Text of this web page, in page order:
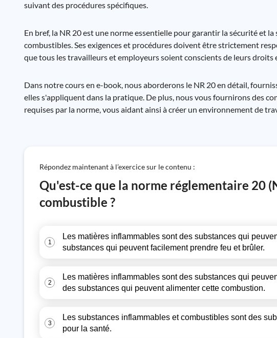
suivant des procédures spécifiques.
En bref, la NR 20 est une norme essentielle pour garantir la sécurité et
combustibles. Ses exigences et procédures doivent être strictement
que tous les travailleurs et employeurs soient conscients de leurs
Dans notre cours en e-book, nous aborderons le NR 20 en détail,
elles s'appliquent dans la pratique. De plus, nous vous fournirons des
requises par la norme, vous aidant ainsi à créer un environnement de
Répondez maintenant à l’exercice sur le contenu :
Qu'est-ce que la norme réglementaire 20
combustible ?
1
Les matières inflammables sont des substances qui
substances qui peuvent facilement prendre feu et brûler.
2
Les matières inflammables sont des substances qui
des substances qui peuvent alimenter cette combustion.
3
Les substances inflammables et combustibles sont des
pour la santé.